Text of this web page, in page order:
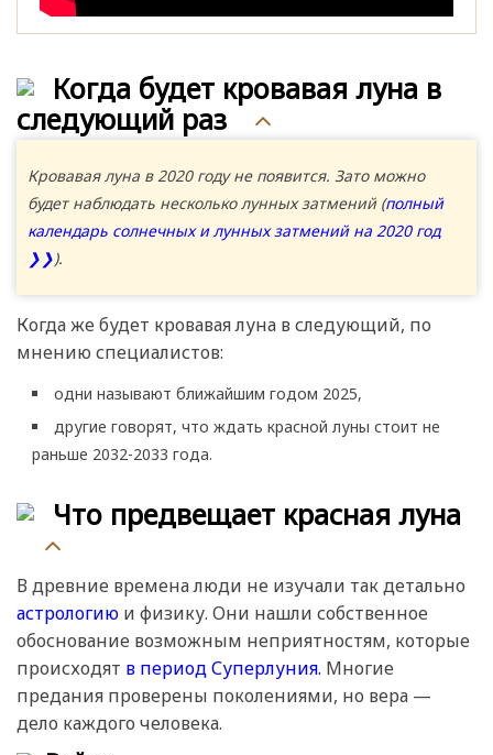
Когда будет кровавая луна в
следующий раз
Кровавая луна в 2020 году не появится. Зато можно
будет наблюдать несколько лунных затмений (полный
календарь солнечных и лунных затмений на 2020 год
❯❯).
Когда же будет кровавая луна в следующий, по
мнению специалистов:
одни называют ближайшим годом 2025,
другие говорят, что ждать красной луны стоит не
раньше 2032-2033 года.
Что предвещает красная луна
В древние времена люди не изучали так детально
астрологию и физику. Они нашли собственное
обоснование возможным неприятностям, которые
происходят в период Суперлуния. Многие
предания проверены поколениями, но вера —
дело каждого человека.